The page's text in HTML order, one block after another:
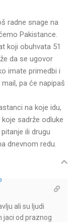
radne snage na
Pakistance.
koji obuhvata 51
da se ugovor
imate primedbi i
pa će napipaš
na koje idu,
sadrže odluke
ili drugu
dnevnom redu.
ali su ljudi
jaci od praznog